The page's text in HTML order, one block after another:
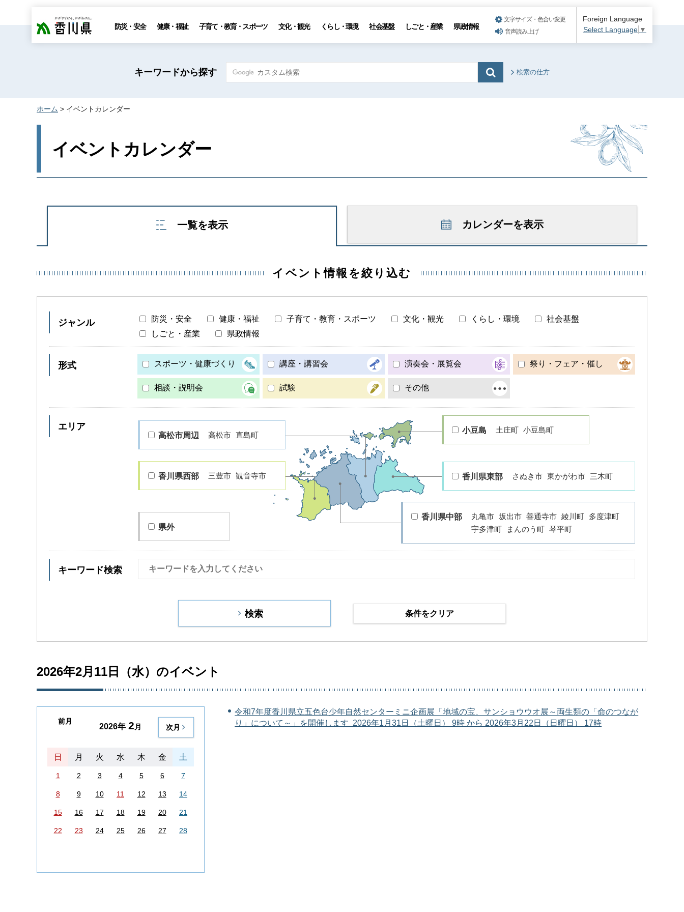
香川県 防災・安全 健康・福祉 子育て・教育・スポーツ 文化・観光 くらし・環境 社会基盤 しごと・産業 県政情報
文字サイズ・色合い変更
音声読み上げ
Foreign Language
Select Language ▼
キーワードから探す 検索の仕方
ホーム > イベントカレンダー
イベントカレンダー
一覧を表示 カレンダーを表示
イベント情報を絞り込む
ジャンル 防災・安全 健康・福祉 子育て・教育・スポーツ 文化・観光 くらし・環境
社会基盤
しごと・産業
県政情報
形式 スポーツ・健康づくり 講座・講習会 演奏会・展覧会 祭り・フェア・催し
相談・説明会 試験 その他
エリア
高松市周辺 高松市 直島町
香川県東部 さぬき市 東かがわ市 三木町
香川県中部 丸亀市 坂出市 善通寺市 綾川町 多度津町
宇多津町
まんのう町 琴平町
香川県西部 三豊市 観音寺市
小豆島 土庄町 小豆島町
県外
キーワード検索
条件をクリア
2026年2月11日（水）のイベント
前月
2026年 2 月 次月
日 月 火 水 木 金 土
1 2 3 4 5 6 7
8 9 10 11 12 13 14
15 16 17 18 19 20 21
22 23 24 25 26 27 28
令和7年度香川県立五色台少年自然センターミニ企画展「地域の宝、サンショウウオ展～両生類の「命のつなが
り」について～」を開催します 2026年1月31日（土曜日） 9時 から 2026年3月22日（日曜日） 17時